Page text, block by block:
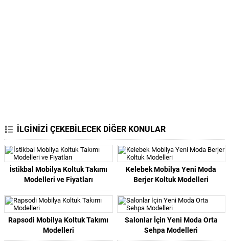
İLGİNİZİ ÇEKEBİLECEK DİĞER KONULAR
İstikbal Mobilya Koltuk Takımı
Modelleri ve Fiyatları
Kelebek Mobilya Yeni Moda
Berjer Koltuk Modelleri
Rapsodi Mobilya Koltuk Takımı
Modelleri
Salonlar İçin Yeni Moda Orta
Sehpa Modelleri